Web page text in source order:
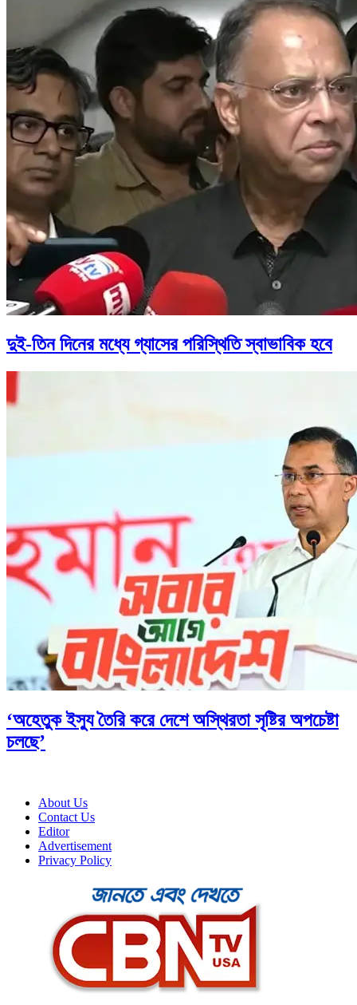
দুই-তিন দিনের মধ্যে গ্যাসের পরিস্থিতি স্বাভাবিক হবে
‘অহেতুক ইস্যু তৈরি করে দেশে অস্থিরতা সৃষ্টির অপচেষ্টা
চলছে’
About Us
Contact Us
Editor
Advertisement
Privacy Policy